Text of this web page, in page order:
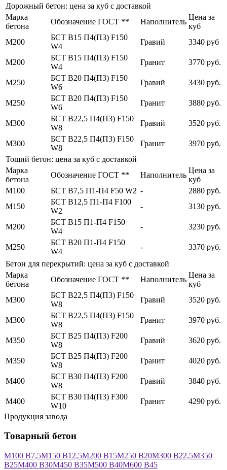
Дорожный бетон: цена за куб с доставкой
Марка
бетона
Обозначение ГОСТ ** Наполнитель
Цена за
куб
М200
БСТ В15 П4(П3) F150
W4
Гравий 3340 руб
М200
БСТ В15 П4(П3) F150
W4
Гранит 3770 руб.
М250
БСТ В20 П4(П3) F150
W6
Гравий 3430 руб.
М250
БСТ В20 П4(П3) F150
W6
Гранит 3880 руб.
М300
БСТ В22,5 П4(П3) F150
W8
Гравий 3520 руб.
М300
БСТ В22,5 П4(П3) F150
W8
Гранит
3970 руб.
Тощий бетон: цена за куб с доставкой
Марка
бетона
Обозначение ГОСТ ** Наполнитель
Цена за
куб
М100
БСТ В7,5 П1-П4 F50 W2 -
2880 руб.
М150
БСТ В12,5 П1-П4 F100
W2
- 3130 руб.
М200
БСТ В15 П1-П4 F150
W4
- 3230 руб.
М250
БСТ В20 П1-П4 F150
W4
-
3370 руб.
Бетон для перекрытий: цена за куб с доставкой
Марка
бетона
Обозначение ГОСТ ** Наполнитель
Цена за
куб
М300
БСТ В22,5 П4(П3) F150
W8
Гравий 3520 руб.
М300
БСТ В22,5 П4(П3) F150
W8
Гранит 3970 руб.
М350
БСТ В25 П4(П3) F200
W8
Гравий 3620 руб.
М350
БСТ В25 П4(П3) F200
W8
Гранит 4020 руб.
М400
БСТ В30 П4(П3) F200
W8
Гравий 3840 руб.
М400
БСТ В30 П4(П3) F300
W10
Гранит
4290 руб.
Продукция завода
Товарный бетон
М100 В7,5М150 В12,5М200 В15М250 В20М300 В22,5М350
В25М400 В30М450 В35М500 В40М600 В45